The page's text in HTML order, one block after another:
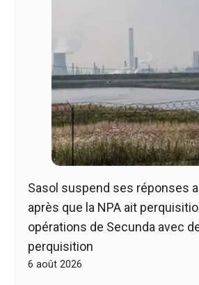
Sasol suspend ses réponses
après que la NPA ait
opérations de Secunda avec
perquisition
6 août 2026